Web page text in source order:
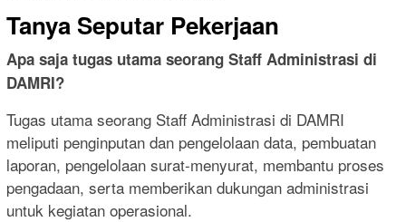
Tanya Seputar Pekerjaan
Apa saja tugas utama seorang Staff Administrasi di
DAMRI?
Tugas utama seorang Staff Administrasi di DAMRI
meliputi penginputan dan pengelolaan data, pembuatan
laporan, pengelolaan surat-menyurat, membantu proses
pengadaan, serta memberikan dukungan administrasi
untuk kegiatan operasional.